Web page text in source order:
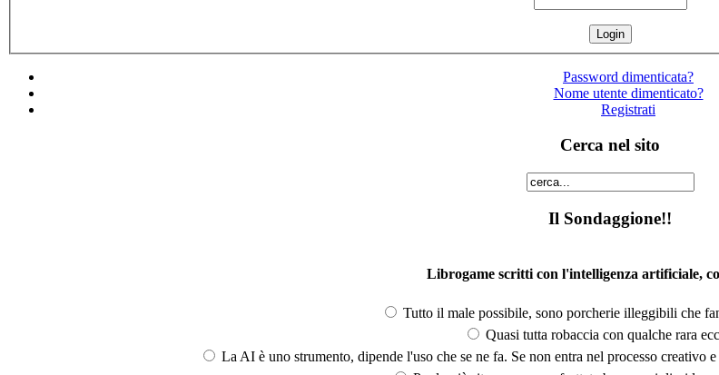
Password dimenticata?
Nome utente dimenticato?
Registrati
Cerca nel sito
Il Sondaggione!!
Librogame scritti con l'intelligenza artificiale,
Tutto il male possibile, sono porcherie illeggibili che
Quasi tutta robaccia con qualche rara
La AI è uno strumento, dipende l'uso che se ne fa. Se non entra nel processo creativo